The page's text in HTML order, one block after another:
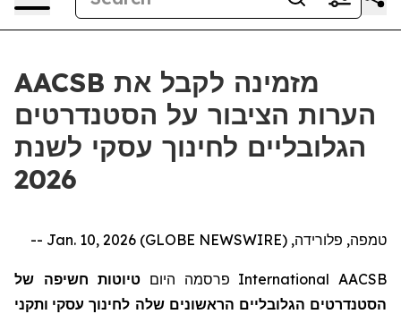
AACSB מזמינה לקבל את
הערות הציבור על הסטנדרטים
הגלובליים לחינוך עסקי לשנת
2026
טמפה, פלורידה, Jan. 10, 2026 (GLOBE NEWSWIRE) --
AACSB
International פרסמה היום טיוטות חשיפה של
הסטנדרטים הגלובליים הראשונים שלה לחינוך עסקי ותקני